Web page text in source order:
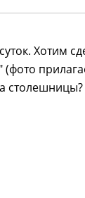
Хотим
(фото
столешницы?